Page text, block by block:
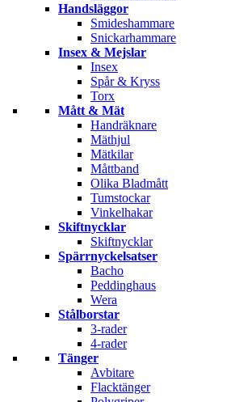
Handsläggor
Smideshammare
Snickarhammare
Insex & Mejslar
Insex
Spår & Kryss
Torx
Mått & Mät
Handräknare
Mäthjul
Mätkilar
Måttband
Olika Bladmått
Tumstockar
Vinkelhakar
Skiftnycklar
Skiftnycklar
Spärrnyckelsatser
Bacho
Peddinghaus
Wera
Stålborstar
3-rader
4-rader
Tänger
Avbitare
Flacktänger